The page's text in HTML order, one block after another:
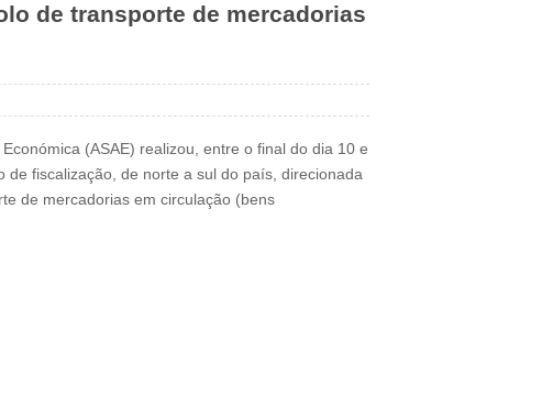
de transporte de mercadorias
(ASAE) realizou, entre o final do dia 10 e
fiscalização, de norte a sul do país, direcionada
de mercadorias em circulação (bens